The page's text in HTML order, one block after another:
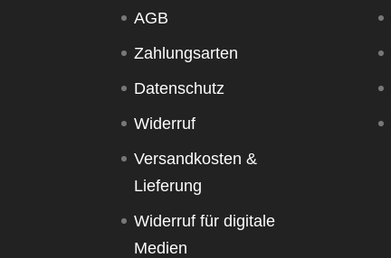
AGB
Zahlungsarten
Datenschutz
Widerruf
Versandkosten &
Lieferung
Widerruf für digitale
Medien